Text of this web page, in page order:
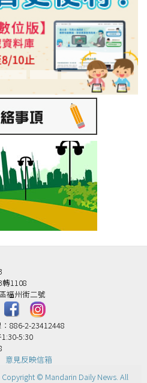
1108
福州街二號
886-2-23412448
5:30
意見反映信箱
© Mandarin Daily News. All